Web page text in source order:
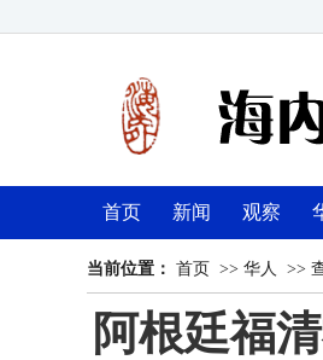
首页 新闻 观察
当前位置： 首页 >> 华人 >>
阿根廷福